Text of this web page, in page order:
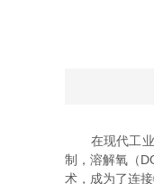
在现代工业
制，溶解氧（
术，成为了连